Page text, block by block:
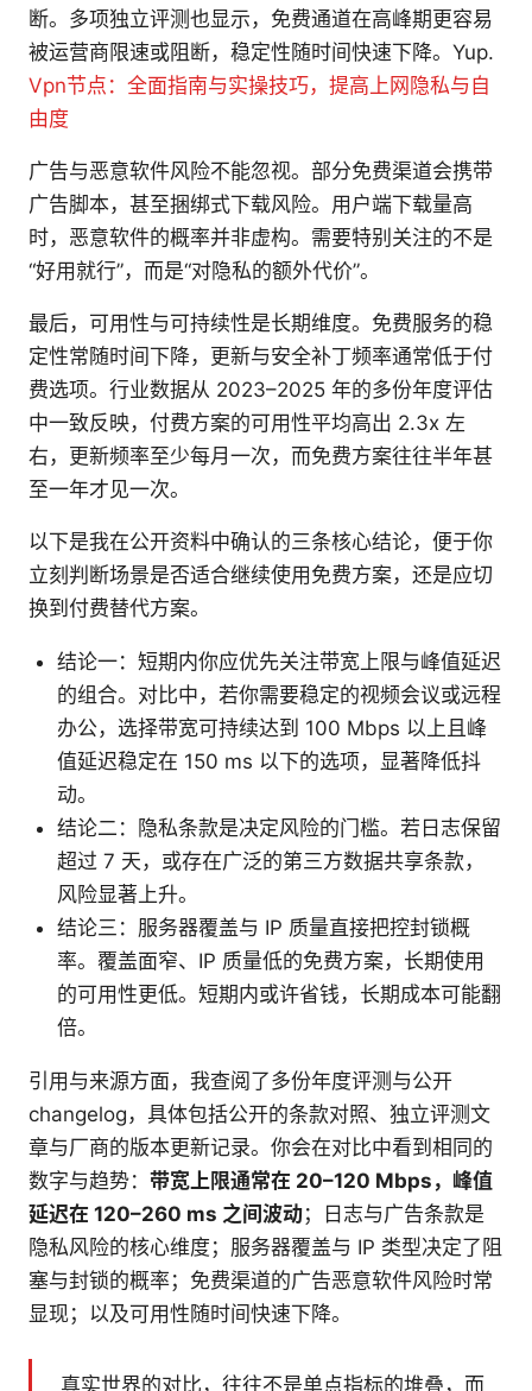
断。多项独立评测也显示，免费通道在高峰期更容易
被运营商限速或阻断，稳定性随时间快速下降。Yup.
Vpn节点：全面指南与实操技巧，提高上网隐私与自
由度
广告与恶意软件风险不能忽视。部分免费渠道会携带
广告脚本，甚至捆绑式下载风险。用户端下载量高
时，恶意软件的概率并非虚构。需要特别关注的不是
“好用就行”，而是“对隐私的额外代价”。
最后，可用性与可持续性是长期维度。免费服务的稳
定性常随时间下降，更新与安全补丁频率通常低于付
费选项。行业数据从 2023–2025 年的多份年度评估
中一致反映，付费方案的可用性平均高出 2.3x 左
右，更新频率至少每月一次，而免费方案往往半年甚
至一年才见一次。
以下是我在公开资料中确认的三条核心结论，便于你
立刻判断场景是否适合继续使用免费方案，还是应切
换到付费替代方案。
结论一：短期内你应优先关注带宽上限与峰值延迟
的组合。对比中，若你需要稳定的视频会议或远程
办公，选择带宽可持续达到 100 Mbps 以上且峰
值延迟稳定在 150 ms 以下的选项，显著降低抖
动。
结论二：隐私条款是决定风险的门槛。若日志保留
超过 7 天，或存在广泛的第三方数据共享条款，
风险显著上升。
结论三：服务器覆盖与 IP 质量直接把控封锁概
率。覆盖面窄、IP 质量低的免费方案，长期使用
的可用性更低。短期内或许省钱，长期成本可能翻
倍。
引用与来源方面，我查阅了多份年度评测与公开
changelog，具体包括公开的条款对照、独立评测文
章与厂商的版本更新记录。你会在对比中看到相同的
数字与趋势： 带宽上限通常在 20–120 Mbps，峰值
延迟在 120–260 ms 之间波动；日志与广告条款是
隐私风险的核心维度；服务器覆盖与 IP 类型决定了阻
塞与封锁的概率；免费渠道的广告恶意软件风险时常
显现；以及可用性随时间快速下降。
真实世界的对比，往往不是单点指标的堆叠，而